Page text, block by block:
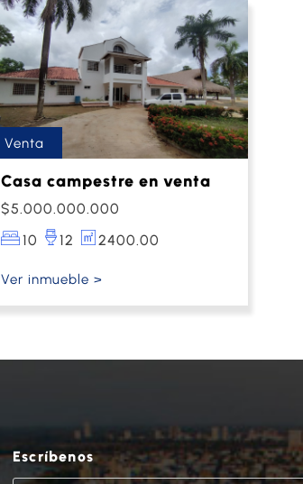
Venta
Casa campestre en venta
$5.000.000.000
10
12 2400.00
Ver inmueble >
Escríbenos